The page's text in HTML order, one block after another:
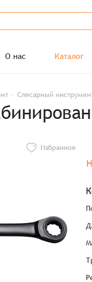
О нас Каталог
Слесарный
Избранное